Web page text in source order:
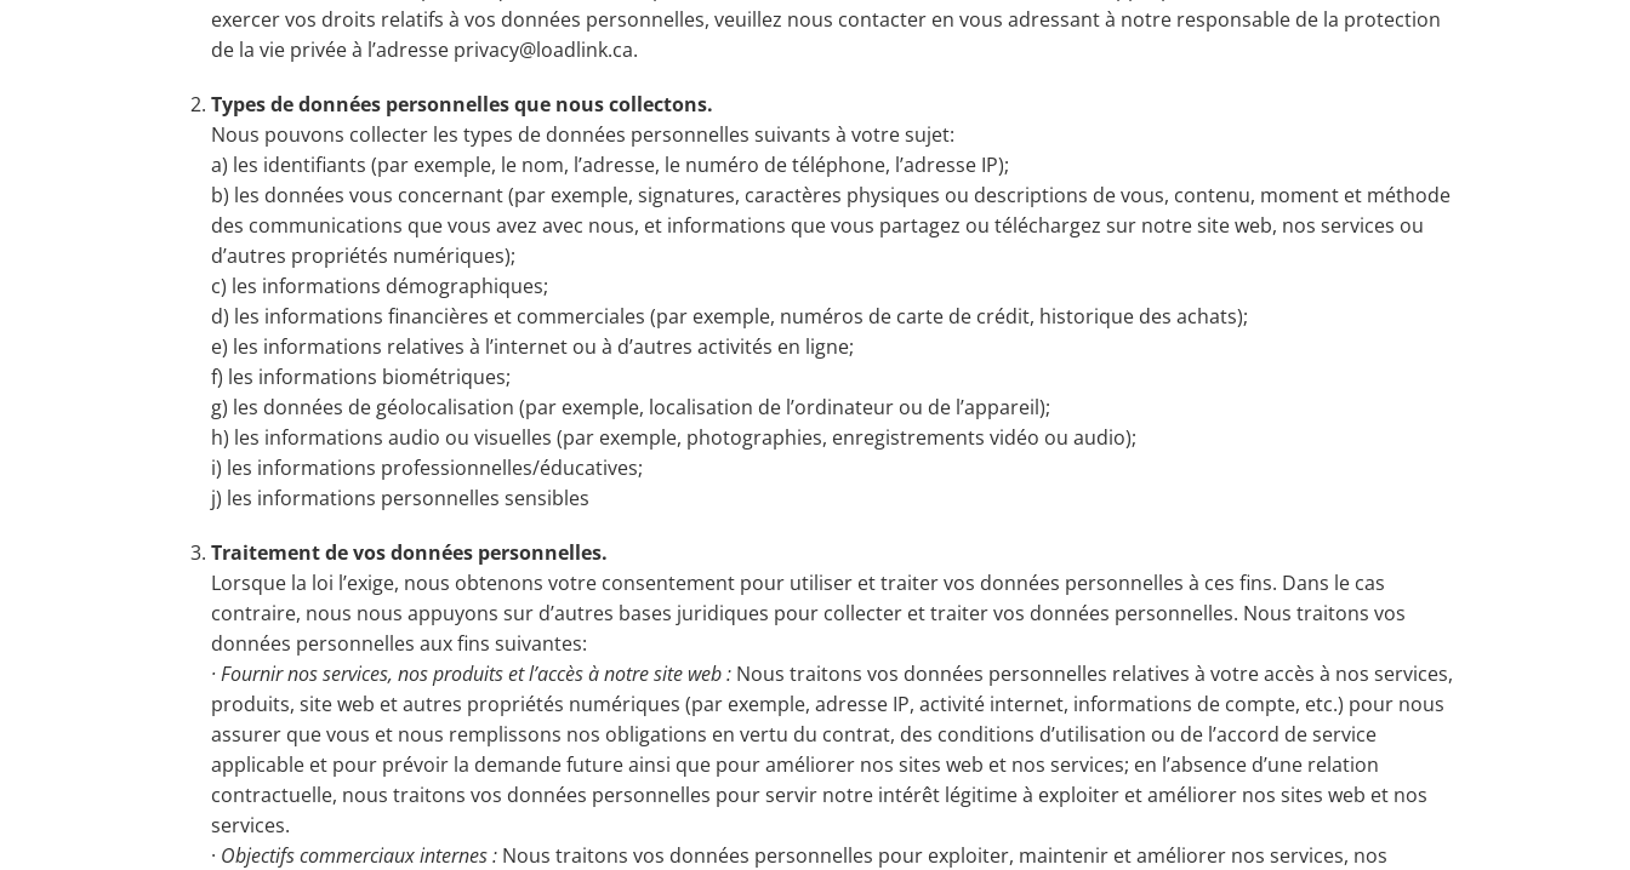
exercer vos droits relatifs à vos données personnelles, veuillez nous contacter en vous adressant à notre responsable de la protection
de la vie privée à l’adresse privacy@loadlink.ca.
Types de données personnelles que nous collectons.
Nous pouvons collecter les types de données personnelles suivants à votre sujet:
a) les identifiants (par exemple, le nom, l’adresse, le numéro de téléphone, l’adresse IP);
b) les données vous concernant (par exemple, signatures, caractères physiques ou descriptions de vous, contenu, moment et méthode
des communications que vous avez avec nous, et informations que vous partagez ou téléchargez sur notre site web, nos services ou
d’autres propriétés numériques);
c) les informations démographiques;
d) les informations financières et commerciales (par exemple, numéros de carte de crédit, historique des achats);
e) les informations relatives à l’internet ou à d’autres activités en ligne;
f) les informations biométriques;
g) les données de géolocalisation (par exemple, localisation de l’ordinateur ou de l’appareil);
h) les informations audio ou visuelles (par exemple, photographies, enregistrements vidéo ou audio);
i) les informations professionnelles/éducatives;
j) les informations personnelles sensibles
Traitement de vos données personnelles.
Lorsque la loi l’exige, nous obtenons votre consentement pour utiliser et traiter vos données personnelles à ces fins. Dans le cas
contraire, nous nous appuyons sur d’autres bases juridiques pour collecter et traiter vos données personnelles. Nous traitons vos
données personnelles aux fins suivantes:
· Fournir nos services, nos produits et l’accès à notre site web : Nous traitons vos données personnelles relatives à votre accès à nos services,
produits, site web et autres propriétés numériques (par exemple, adresse IP, activité internet, informations de compte, etc.) pour nous
assurer que vous et nous remplissons nos obligations en vertu du contrat, des conditions d’utilisation ou de l’accord de service
applicable et pour prévoir la demande future ainsi que pour améliorer nos sites web et nos services; en l’absence d’une relation
contractuelle, nous traitons vos données personnelles pour servir notre intérêt légitime à exploiter et améliorer nos sites web et nos
services.
· Objectifs commerciaux internes : Nous traitons vos données personnelles pour exploiter, maintenir et améliorer nos services, nos